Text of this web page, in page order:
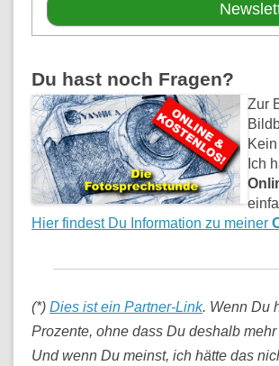
Du hast noch Fragen?
Zur
Ich
Hier findest Du Information zu meiner
(*) Dies ist ein Partner-Link. Wenn Du
Prozente, ohne dass Du deshalb
Und wenn Du meinst, ich hätte das